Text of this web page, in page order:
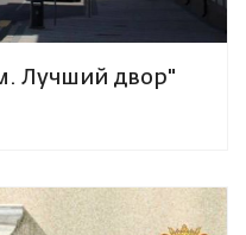
Лучший двор"